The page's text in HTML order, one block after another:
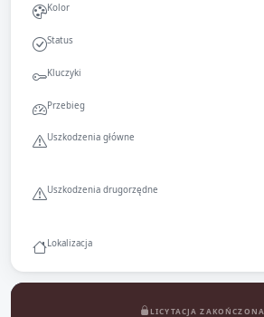
Kolor
Status
Kluczyki
Przebieg
Uszkodzenia główne
Uszkodzenia drugorzędne
Lokalizacja
LICYTACJA ZAKOŃCZONA